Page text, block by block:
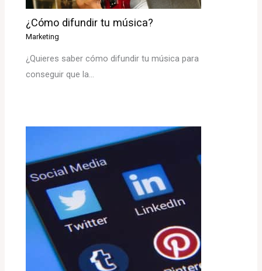
¿Cómo difundir tu música?
Marketing
¿Quieres saber cómo difundir tu música para
conseguir que la…